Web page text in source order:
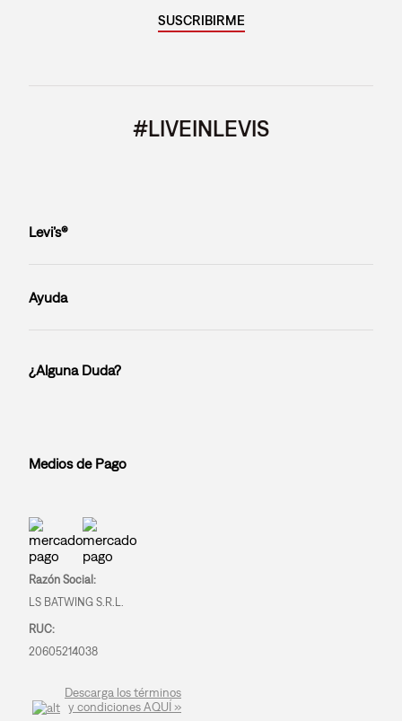
SUSCRIBIRME
#LIVEINLEVIS
Levi’s®
Ayuda
¿Alguna Duda?
Medios de Pago
Razón Social:
LS BATWING S.R.L.
RUC:
20605214038
Descarga los términos
y condiciones AQUÍ »